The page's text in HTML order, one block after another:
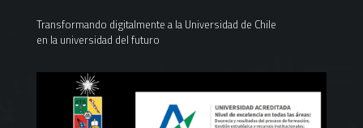
Transformando digitalmente a la Universidad de Chile
en la universidad del futuro